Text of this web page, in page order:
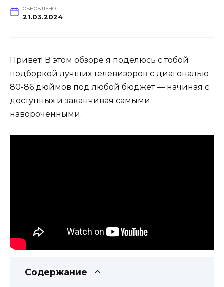
ОБНОВЛЕНО
21.03.2024
Привет! В этом обзоре я поделюсь с тобой
подборкой лучших телевизоров с диагональю
80-86 дюймов под любой бюджет — начиная с
доступных и заканчивая самыми
навороченными.
Содержание